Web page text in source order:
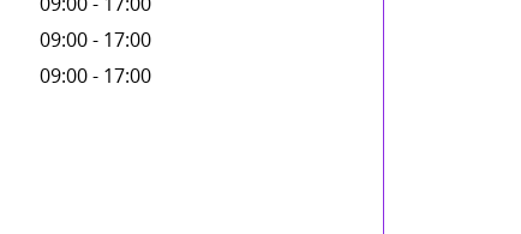
09:00 - 17:00
09:00 - 17:00